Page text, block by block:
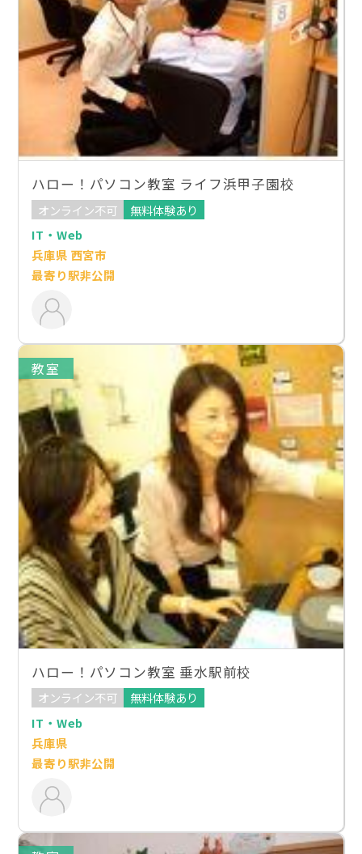
ハロー！パソコン教室 ライフ浜甲子園校
オンライン不可
無料体験あり
IT・Web
兵庫県 西宮市
最寄り駅非公開
教室
ハロー！パソコン教室 垂水駅前校
オンライン不可
無料体験あり
IT・Web
兵庫県
最寄り駅非公開